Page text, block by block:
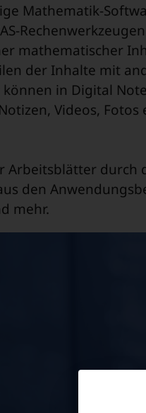
Mathematik-
mathematischer
der Inhalte mit
können in Digital
Videos, Fotos
Arbeitsblätter durch
den
mehr.